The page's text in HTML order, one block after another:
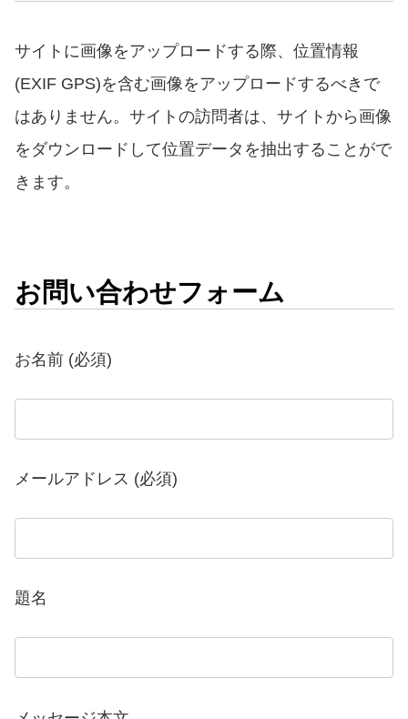
サイトに画像をアップロードする際、位置情報
(EXIF GPS)を含む画像をアップロードするべきで
はありません。サイトの訪問者は、サイトから画像
をダウンロードして位置データを抽出することがで
きます。
お問い合わせフォーム
お名前 (必須)
メールアドレス (必須)
題名